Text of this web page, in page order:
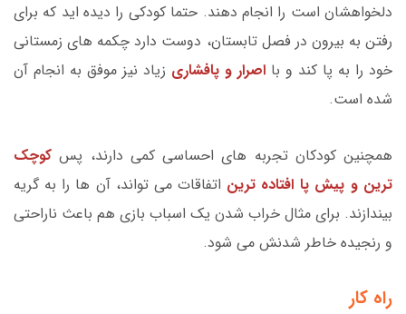
دلخواهشان است را انجام دهند. حتما کودکی را دیده اید که برای
رفتن به بیرون در فصل تابستان، دوست دارد چکمه های زمستانی
خود را به پا کند و با اصرار و پافشاری زیاد نیز موفق به انجام آن
شده است.
همچنین کودکان تجربه های احساسی کمی دارند، پس کوچک
ترین و پیش پا افتاده ترین اتفاقات می تواند، آن ها را به گریه
بیندازند. برای مثال خراب شدن یک اسباب بازی هم باعث ناراحتی
و رنجیده خاطر شدنش می شود.
راه کار